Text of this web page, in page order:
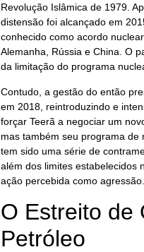
Revolução Islâmica de 1979.
distensão foi alcançado em
conhecido como acordo
Alemanha, Rússia e China. O
da limitação do programa
Contudo, a gestão do então
em 2018, reintroduzindo e
forçar Teerã a negociar um
mas também seu programa de
tem sido uma série de
além dos limites estabelecidos
ação percebida como agressão.
O Estreito de
Petróleo